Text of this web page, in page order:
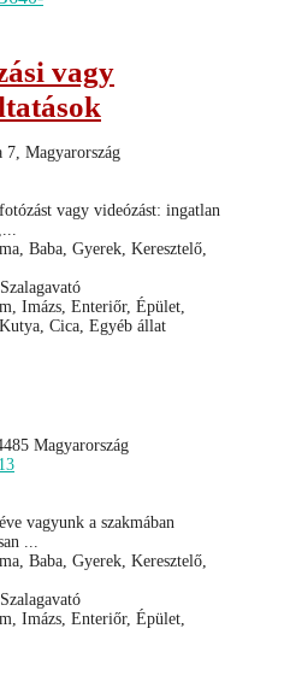
vagy
7, Magyarország
vagy videózást: ingatlan
Baba, Gyerek, Keresztelő,
Imázs, Enteriőr, Épület,
Cica, Egyéb állat
Magyarország
vagyunk a szakmában
...
Baba, Gyerek, Keresztelő,
Imázs, Enteriőr, Épület,